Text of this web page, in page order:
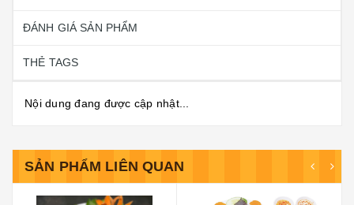
ĐÁNH GIÁ SẢN PHẨM
THẺ TAGS
Nội dung đang được cập nhật...
SẢN PHẨM LIÊN QUAN